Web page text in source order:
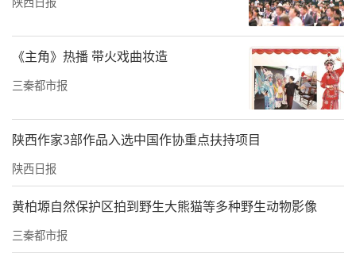
《主角》热播 带火戏曲妆造
三秦都市报
陕西作家3部作品入选中国作协重点扶持项目
陕西日报
黄柏塬自然保护区拍到野生大熊猫等多种野生动物影像
三秦都市报